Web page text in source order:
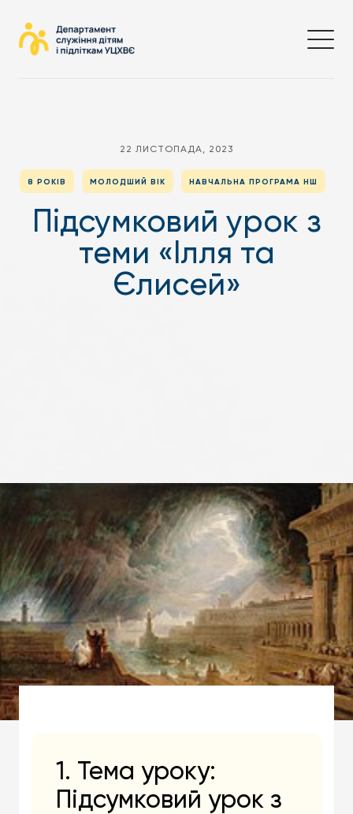
22 ЛИСТОПАДА, 2023
8 РОКІВ МОЛОДШИЙ ВІК НАВЧАЛЬНА ПРОГРАМА НШ
Підсумковий урок з
теми «Ілля та
Єлисей»
1. Тема уроку:
Підсумковий урок з